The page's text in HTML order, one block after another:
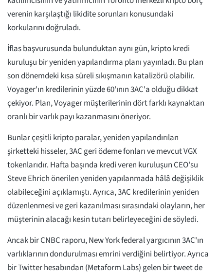
verenin karşılaştığı likidite sorunları konusundaki
korkularını doğruladı.
İflas başvurusunda bulunduktan aynı gün, kripto kredi
kuruluşu bir yeniden yapılandırma planı yayınladı. Bu plan
son dönemdeki kısa süreli sıkışmanın katalizörü olabilir.
Voyager'ın kredilerinin yüzde 60'ının 3AC'a olduğu dikkat
çekiyor. Plan, Voyager müşterilerinin dört farklı kaynaktan
oranlı bir varlık payı kazanmasını öneriyor.
Bunlar çeşitli kripto paralar, yeniden yapılandırılan
şirketteki hisseler, 3AC geri ödeme fonları ve mevcut VGX
tokenlarıdır. Hafta başında kredi veren kuruluşun CEO'su
Steve Ehrich önerilen yeniden yapılanmada hâlâ değişiklik
olabileceğini açıklamıştı. Ayrıca, 3AC kredilerinin yeniden
düzenlenmesi ve geri kazanılması sırasındaki olayların, her
müşterinin alacağı kesin tutarı belirleyeceğini de söyledi.
Ancak bir CNBC raporu, New York federal yargıcının 3AC'ın
varlıklarının dondurulması emrini verdiğini belirtiyor. Ayrıca
bir Twitter hesabından (Metaform Labs) gelen bir tweet de